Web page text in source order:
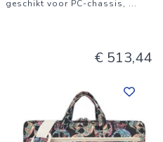
geschikt voor PC-chassis, ...
€ 513,44